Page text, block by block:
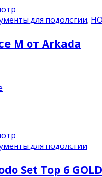
для подологии,
M от Arkada
для подологии
Set Top 6